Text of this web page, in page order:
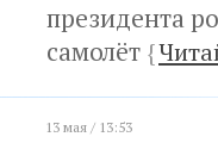
президента
самолёт {
13 мая / 13:53